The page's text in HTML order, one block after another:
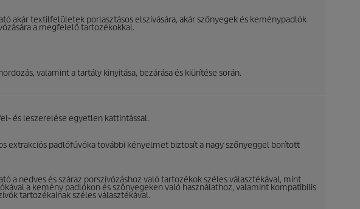
akár textilfelületek porlasztásos elszívására, akár szőnyegek és keménypadlók
a megfelelő tartozékokkal.
valamint a tartály kinyitása, bezárása és kiürítése során.
és leszerelése egyetlen kattintással.
extrakciós padlófúvóka további kényelmet biztosít a nagy szőnyeggel borított
a nedves és száraz porszívózáshoz való tartozékok széles választékával, mint
a kemény padlókon és szőnyegeken való használathoz, valamint kompatibilis
tartozékainak széles választékával.